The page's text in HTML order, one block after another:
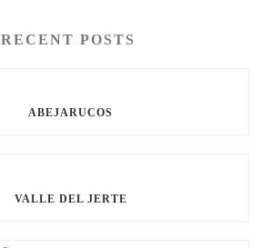
RECENT POSTS
ABEJARUCOS
VALLE DEL JERTE